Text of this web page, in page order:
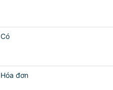
Có
Hóa đơn